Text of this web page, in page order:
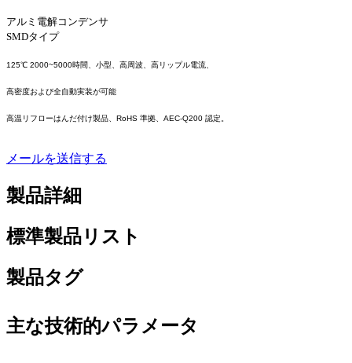
アルミ電解コンデンサ
SMDタイプ
125℃ 2000~5000時間、小型、高周波、高リップル電流、
高密度および全自動実装が可能
高温リフローはんだ付け製品、RoHS 準拠、AEC-Q200 認定。
メールを送信する
製品詳細
標準製品リスト
製品タグ
主な技術的パラメータ